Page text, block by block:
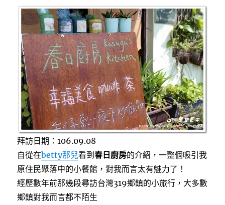
～
距
離
南
灣
沙
灘
只
要
三
分
鐘
的
馨
民
c
e
b
o
o
k
i
t
t
e
r
n
e
拜訪日期：106.09.08
自從在betty那兒看到春日廚房的介紹，一整個吸引我
原住民聚落中的小餐館，對我而言太有魅力了！
經歷數年前那幾段尋訪台灣319鄉鎮的小旅行，大多數
鄉鎮對我而言都不陌生